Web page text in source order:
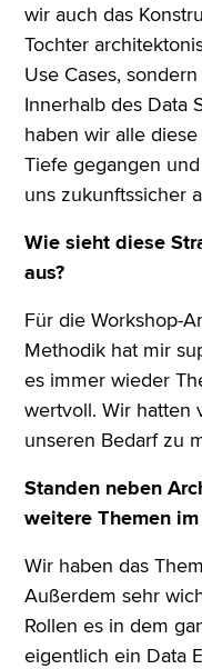
wir auch das
Tochter
Use Cases,
Innerhalb des Data
haben wir alle
Tiefe gegangen
uns zukunftssicher
Wie sieht diese
aus?
Für die Workshop-
Methodik hat mir
es immer wieder
wertvoll. Wir hatten
unseren Bedarf zu
Standen neben
weitere Themen im
Wir haben das
Außerdem sehr
Rollen es in dem
eigentlich ein Data